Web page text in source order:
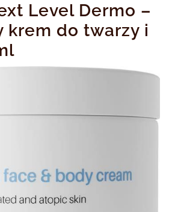
Level Dermo –
krem do twarzy i